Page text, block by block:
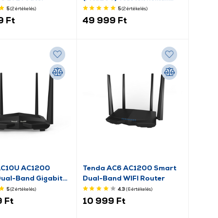
5(2értékelés)
Ft
router
5(2értékelés)
49 999 Ft
AC1200
Band Gigabit
5(2értékelés)
Ft
Tenda AC6 AC1200 Smart
Dual-Band WIFI Router
4.3(6értékelés)
10 999 Ft